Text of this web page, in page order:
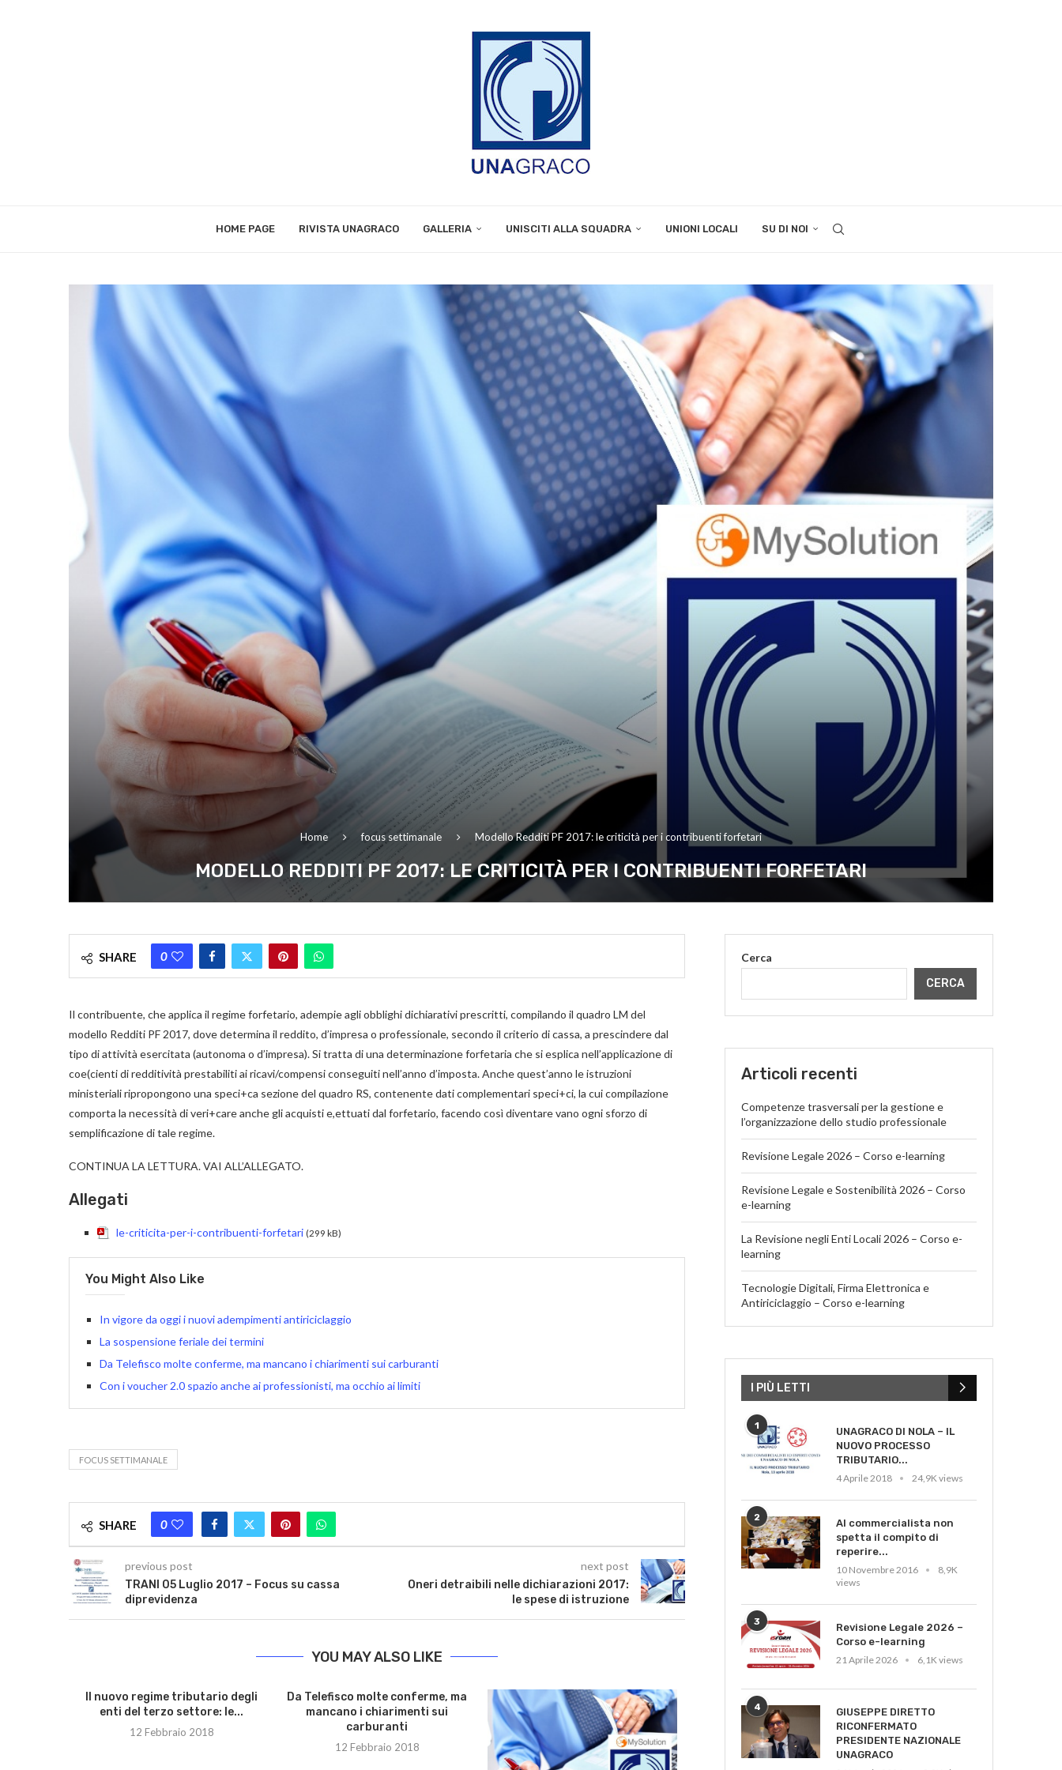
HOME PAGE RIVISTA UNAGRACO GALLERIA UNISCITI ALLA SQUADRA UNIONI LOCALI SU DI NOI
Home focus settimanale Modello Redditi PF 2017: le criticità per i contribuenti forfetari
MODELLO REDDITI PF 2017: LE CRITICITÀ PER I CONTRIBUENTI FORFETARI
SHARE 0
Il contribuente, che applica il regime forfetario, adempie agli obblighi dichiarativi prescritti, compilando il quadro LM del
modello Redditi PF 2017, dove determina il reddito, d’impresa o professionale, secondo il criterio di cassa, a prescindere dal
tipo di attività esercitata (autonoma o d’impresa). Si tratta di una determinazione forfetaria che si esplica nell’applicazione di
coe(cienti di redditività prestabiliti ai ricavi/compensi conseguiti nell’anno d’imposta. Anche quest’anno le istruzioni
ministeriali ripropongono una speci+ca sezione del quadro RS, contenente dati complementari speci+ci, la cui compilazione
comporta la necessità di veri+care anche gli acquisti e,ettuati dal forfetario, facendo così diventare vano ogni sforzo di
semplificazione di tale regime.
CONTINUA LA LETTURA. VAI ALL’ALLEGATO.
Allegati
le-criticita-per-i-contribuenti-forfetari (299 kB)
You Might Also Like
In vigore da oggi i nuovi adempimenti antiriciclaggio
La sospensione feriale dei termini
Da Telefisco molte conferme, ma mancano i chiarimenti sui carburanti
Con i voucher 2.0 spazio anche ai professionisti, ma occhio ai limiti
FOCUS SETTIMANALE
SHARE 0
previous post
TRANI 05 Luglio 2017 – Focus su cassa
diprevidenza
next post
Oneri detraibili nelle dichiarazioni 2017:
le spese di istruzione
YOU MAY ALSO LIKE
Il nuovo regime tributario degli
enti del terzo settore: le...
12 Febbraio 2018
Da Telefisco molte conferme, ma
mancano i chiarimenti sui
carburanti
12 Febbraio 2018
Cerca
CERCA
Articoli recenti
Competenze trasversali per la gestione e
l’organizzazione dello studio professionale
Revisione Legale 2026 – Corso e-learning
Revisione Legale e Sostenibilità 2026 – Corso
e-learning
La Revisione negli Enti Locali 2026 – Corso e-
learning
Tecnologie Digitali, Firma Elettronica e
Antiriciclaggio – Corso e-learning
I PIÙ LETTI
1
UNAGRACO DI NOLA – IL
NUOVO PROCESSO
TRIBUTARIO...
4 Aprile 2018
24,9K views
2
Al commercialista non
spetta il compito di
reperire...
10 Novembre 2016
8,9K
views
3
Revisione Legale 2026 –
Corso e-learning
21 Aprile 2026
6,1K views
4
GIUSEPPE DIRETTO
RICONFERMATO
PRESIDENTE NAZIONALE
UNAGRACO